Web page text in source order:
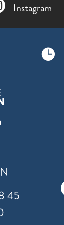
Instagram
45
